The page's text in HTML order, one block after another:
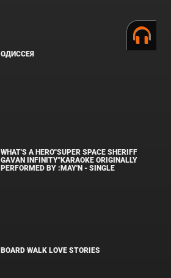
ОДИССЕЯ
WHAT'S A HERO"SUPER SPACE SHERIFF
GAVAN INFINITY"KARAOKE ORIGINALLY
PERFORMED BY :MAY'N - SINGLE
BOARD WALK LOVE STORIES